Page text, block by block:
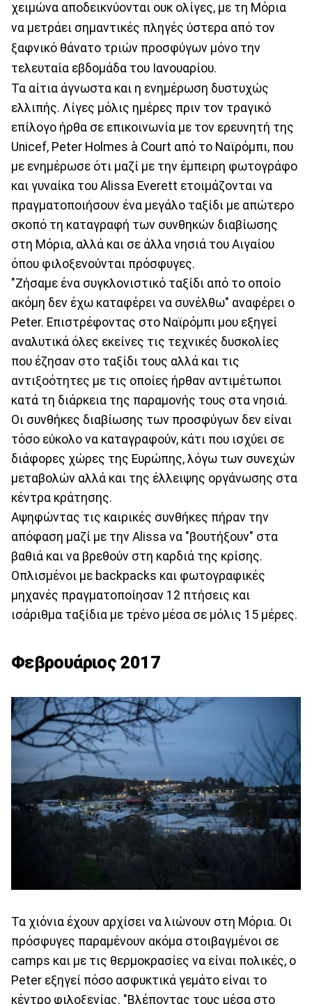
χειμώνα αποδεικνύονται ουκ ολίγες, με τη Μόρια
να μετράει σημαντικές πληγές ύστερα από τον
ξαφνικό θάνατο τριών προσφύγων μόνο την
τελευταία εβδομάδα του Ιανουαρίου.
Τα αίτια άγνωστα και η ενημέρωση δυστυχώς
ελλιπής. Λίγες μόλις ημέρες πριν τον τραγικό
επίλογο ήρθα σε επικοινωνία με τον ερευνητή της
Unicef, Peter Holmes à Court από το Ναϊρόμπι, που
με ενημέρωσε ότι μαζί με την έμπειρη φωτογράφο
και γυναίκα του Alissa Everett ετοιμάζονται να
πραγματοποιήσουν ένα μεγάλο ταξίδι με απώτερο
σκοπό τη καταγραφή των συνθηκών διαβίωσης
στη Μόρια, αλλά και σε άλλα νησιά του Αιγαίου
όπου φιλοξενούνται πρόσφυγες.
"Ζήσαμε ένα συγκλονιστικό ταξίδι από το οποίο
ακόμη δεν έχω καταφέρει να συνέλθω" αναφέρει ο
Peter. Επιστρέφοντας στο Ναϊρόμπι μου εξηγεί
αναλυτικά όλες εκείνες τις τεχνικές δυσκολίες
που έζησαν στο ταξίδι τους αλλά και τις
αντιξοότητες με τις οποίες ήρθαν αντιμέτωποι
κατά τη διάρκεια της παραμονής τους στα νησιά.
Οι συνθήκες διαβίωσης των προσφύγων δεν είναι
τόσο εύκολο να καταγραφούν, κάτι που ισχύει σε
διάφορες χώρες της Ευρώπης, λόγω των συνεχών
μεταβολών αλλά και της έλλειψης οργάνωσης στα
κέντρα κράτησης.
Αψηφώντας τις καιρικές συνθήκες πήραν την
απόφαση μαζί με την Alissa να "βουτήξουν" στα
βαθιά και να βρεθούν στη καρδιά της κρίσης.
Οπλισμένοι με backpacks και φωτογραφικές
μηχανές πραγματοποίησαν 12 πτήσεις και
ισάριθμα ταξίδια με τρένο μέσα σε μόλις 15 μέρες.
Φεβρουάριος 2017
Τα χιόνια έχουν αρχίσει να λιώνουν στη Μόρια. Οι
πρόσφυγες παραμένουν ακόμα στοιβαγμένοι σε
camps και με τις θερμοκρασίες να είναι πολικές, ο
Peter εξηγεί πόσο ασφυκτικά γεμάτο είναι το
κέντρο φιλοξενίας. "Βλέποντας τους μέσα στο